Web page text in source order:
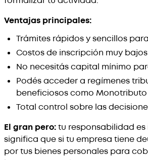
Ventajas principales:
Trámites rápidos y sencillos
Costos de inscripción muy bajos
No necesitás capital mínimo
Podés acceder a regímenes
beneficiosos como Monotributo
Total control sobre las
El gran pero:tu responsabilidad es
significa que si tu empresa tiene
por tus bienes personales para